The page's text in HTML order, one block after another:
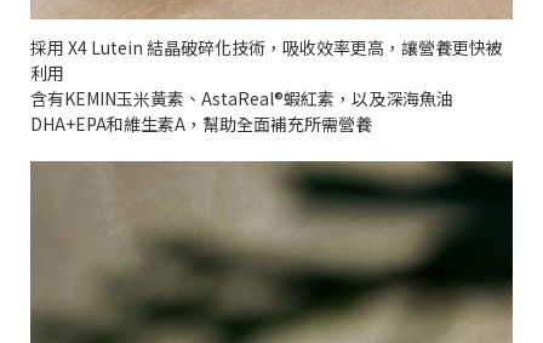
採用 X4 Lutein 結晶破碎化技術，吸收效率更高，讓營養更快被
利用
含有KEMIN玉米黃素、AstaReal®蝦紅素，以及深海魚油
DHA+EPA和維生素A，幫助全面補充所需營養